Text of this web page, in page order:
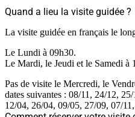
Quand a lieu la visite guidée ?
La visite guidée en français le
Le Lundi à 09h30.
Le Mardi, le Jeudi et le Samedi à
Pas de visite le Mercredi, le
dates suivantes : 08/11, 24/12,
12/04, 26/04, 09/05, 27/09, 07/